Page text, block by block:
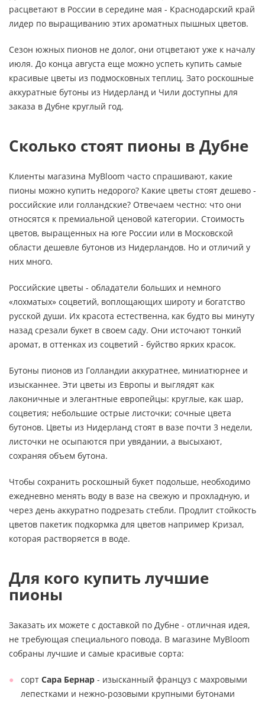
расцветают в России в середине мая - Краснодарский край
лидер по выращиванию этих ароматных пышных цветов.
Сезон южных пионов не долог, они отцветают уже к началу
июля. До конца августа еще можно успеть купить самые
красивые цветы из подмосковных теплиц. Зато роскошные
аккуратные бутоны из Нидерланд и Чили доступны для
заказа в Дубне круглый год.
Сколько стоят пионы в Дубне
Клиенты магазина MyBloom часто спрашивают, какие
пионы можно купить недорого? Какие цветы стоят дешево -
российские или голландские? Отвечаем честно: что они
относятся к премиальной ценовой категории. Стоимость
цветов, выращенных на юге России или в Московской
области дешевле бутонов из Нидерландов. Но и отличий у
них много.
Российские цветы - обладатели больших и немного
«лохматых» соцветий, воплощающих широту и богатство
русской души. Их красота естественна, как будто вы минуту
назад срезали букет в своем саду. Они источают тонкий
аромат, в оттенках из соцветий - буйство ярких красок.
Бутоны пионов из Голландии аккуратнее, миниатюрнее и
изысканнее. Эти цветы из Европы и выглядят как
лаконичные и элегантные европейцы: круглые, как шар,
соцветия; небольшие острые листочки; сочные цвета
бутонов. Цветы из Нидерланд стоят в вазе почти 3 недели,
листочки не осыпаются при увядании, а высыхают,
сохраняя объем бутона.
Чтобы сохранить роскошный букет подольше, необходимо
ежедневно менять воду в вазе на свежую и прохладную, и
через день аккуратно подрезать стебли. Продлит стойкость
цветов пакетик подкормка для цветов например Кризал,
которая растворяется в воде.
Для кого купить лучшие
пионы
Заказать их можете с доставкой по Дубне - отличная идея,
не требующая специального повода. В магазине MyBloom
собраны лучшие и самые красивые сорта:
сорт Сара Бернар - изысканный француз с махровыми
лепестками и нежно-розовыми крупными бутонами